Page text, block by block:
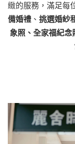
緻的服務，滿足每
備婚禮 、 挑選婚紗
象照、全家福紀念